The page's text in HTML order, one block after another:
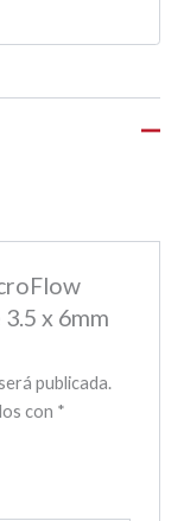
x 6mm
publicada.
con *